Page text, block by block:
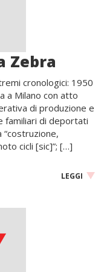
Zebra
cronologici: 1950
a Milano con atto
di produzione e
familiari di deportati
“costruzione,
cicli [sic]”; […]
LEGGI